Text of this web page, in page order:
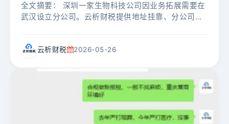
全文摘要： 深圳一家生物科技公司因业务拓展需要在
武汉设立分公司。云析财税提供地址挂靠、分公司注
云析财税 2026-05-26